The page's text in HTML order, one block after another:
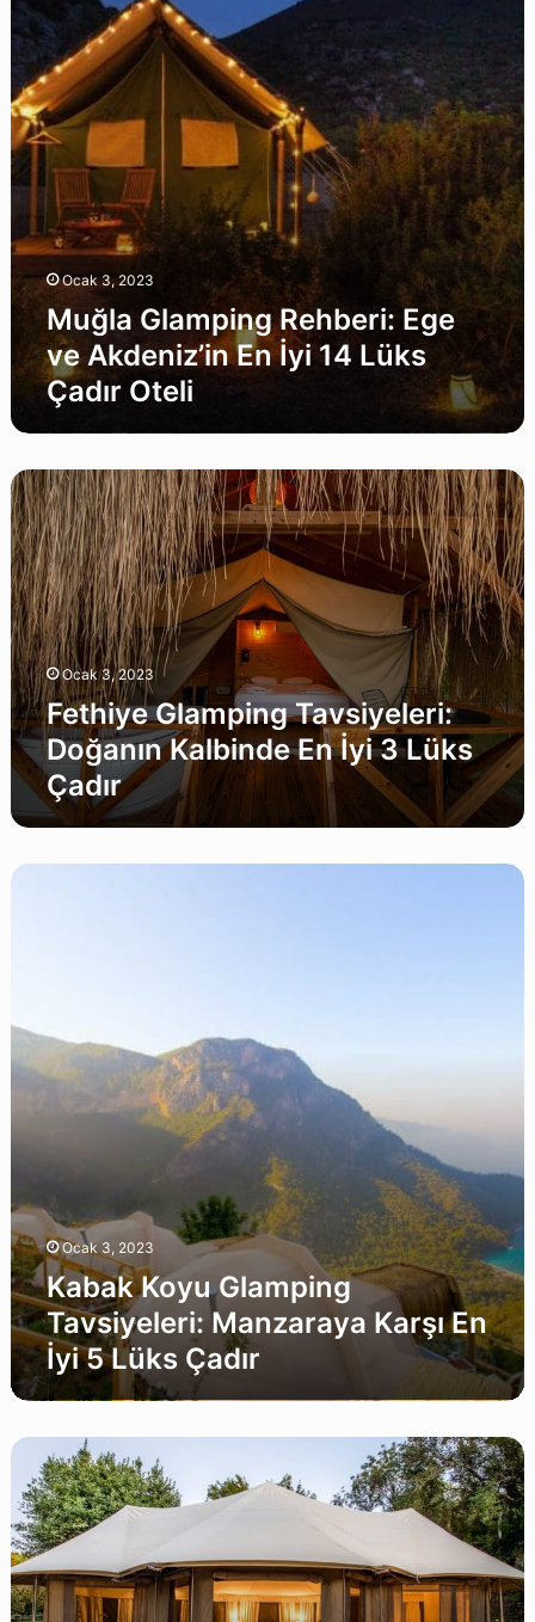
ve
Akdeniz’in
İyi
14
Lüks
Çadır
Oteli
Ocak 3, 2023
Muğla Glamping Rehberi: Ege
ve Akdeniz’in En İyi 14 Lüks
Çadır Oteli
Fethiye
Glamping
Tavsiyeleri:
Doğanın
Kalbinde
En
İyi
3
Lüks
Çadır
Ocak 3, 2023
Fethiye Glamping Tavsiyeleri:
Doğanın Kalbinde En İyi 3 Lüks
Çadır
Kabak
En
Ocak 3, 2023
Kabak Koyu Glamping
Tavsiyeleri: Manzaraya Karşı En
İyi 5 Lüks Çadır
Marmaris
Glamping
Tavsiyeleri:
Yeşilin
İçinde
En
İyi